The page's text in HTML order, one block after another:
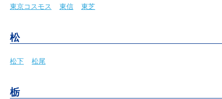
東京コスモス 東信 東芝
松
松下 松尾
栃